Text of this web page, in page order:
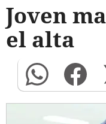
Joven
el alta